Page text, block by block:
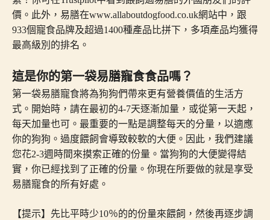
價。此外，易膳在www.allaboutdogfood.co.uk網站中，跟
933個寵食品牌及超過1400種產品比拼下，多項產品均獲得
最高級別的排名。
這是你的第一袋易膳寵食食品嗎？
第一袋易膳寵食將為狗狗們帶來更有營養價值的生活方
式。開始時，請在最初的4-7天逐漸加量，或從第一天起，
每天加量也可。最重要的一點是調整每天的分量，以適應
你的狗狗。過度餵飼會導致較軟的大便。因此，我們建議
您花2-3週時間來摸索正確的份量。當狗狗的大便變得結
實，你已經找到了正確的份量。你現在所要做的就是享受
易膳寵食的所有好處。
【提示】先比平時少10％的的份量來餵飼，然後再逐步調